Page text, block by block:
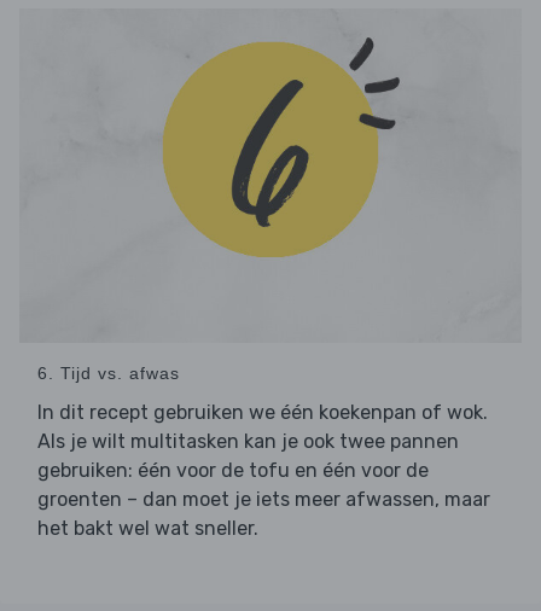
6. Tijd vs. afwas
In dit recept gebruiken we één koekenpan of wok.
Als je wilt multitasken kan je ook twee pannen
gebruiken: één voor de tofu en één voor de
groenten – dan moet je iets meer afwassen, maar
het bakt wel wat sneller.